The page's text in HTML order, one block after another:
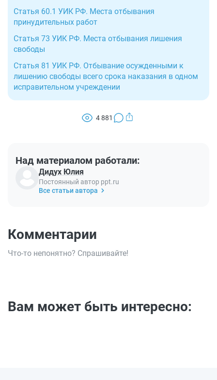
Статья 60.1 УИК РФ. Места отбывания
принудительных работ
Статья 73 УИК РФ. Места отбывания лишения
свободы
Статья 81 УИК РФ. Отбывание осужденными к
лишению свободы всего срока наказания в одном
исправительном учреждении
4 881
Над материалом работали:
Дидух Юлия
Постоянный автор ppt.ru
Все статьи автора
Комментарии
Что-то непонятно? Спрашивайте!
Вам может быть интересно: